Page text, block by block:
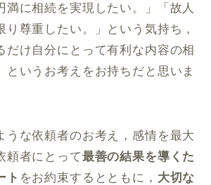
満に相続を実現したい。」「故人
り尊重したい。」という気持ち，
だけ自分にとって有利な内容の相
というお考えをお持ちだと思いま
うな依頼者のお考え，感情を最大
頼者にとって最善の結果を導くた
ト をお約束するとともに， 大切な